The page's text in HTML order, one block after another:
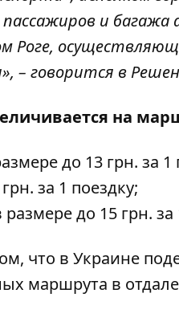
пассажиров и
Роге,
– говорится в
на
до 13 грн. за 1
за 1 поездку;
до 15 грн. за
что в Украине
маршрута в